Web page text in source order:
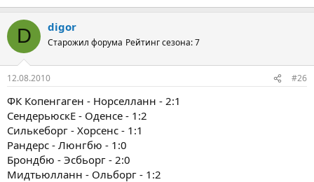
D digor
Старожил форума Рейтинг сезона: 7
12.08.2010 #26
ФК Копенгаген - Норселланн - 2:1
СендерьюскЕ - Оденсе - 1:2
Силькеборг - Хорсенс - 1:1
Рандерс - Люнгбю - 1:0
Брондбю - Эсбьорг - 2:0
Мидтьюлланн - Ольборг - 1:2